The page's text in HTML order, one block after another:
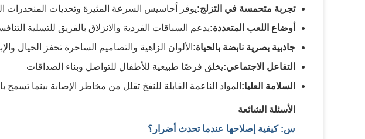
تجربة متحمسة في التزلج:يوفر أحاسيس السرعة المثيرة وتحديات المنحدرات
أوضاع اللعب المتعددة:يدعم السباقات الفردية والانزلاق بالفريق للتسلية
جاذبية بصرية نابضة بالحياة: الألوان الزاهية والتصاميم الساحرة تحفز الخيال
التفاعل الاجتماعي:يخلق فرصًا طبيعية للأطفال للتواصل وبناء الصداقات
السلامة العليا: المواد الناعمة القابلة للنفخ تقلل من مخاطر الإصابة بينما تسمح
الأسئلة الشائعة
س: كيفية إصلاحها عندما تحدث أضرار؟